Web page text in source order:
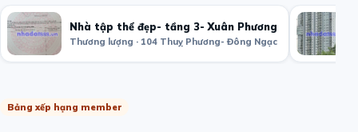
Nhà tập thể đẹp- tầng 3- Xuân Phương
Thương lượng · 104 Thuỵ Phương- Đông Ngạc
Bảng xếp hạng member